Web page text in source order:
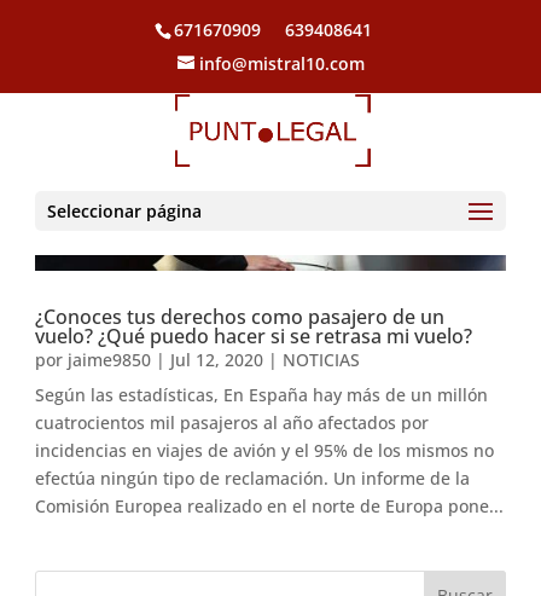
671670909
639408641
info@mistral10.com
Seleccionar página
¿Conoces tus derechos como pasajero de un
vuelo? ¿Qué puedo hacer si se retrasa mi vuelo?
por jaime9850 | Jul 12, 2020 | NOTICIAS
Según las estadísticas, En España hay más de un millón
cuatrocientos mil pasajeros al año afectados por
incidencias en viajes de avión y el 95% de los mismos no
efectúa ningún tipo de reclamación. Un informe de la
Comisión Europea realizado en el norte de Europa pone...